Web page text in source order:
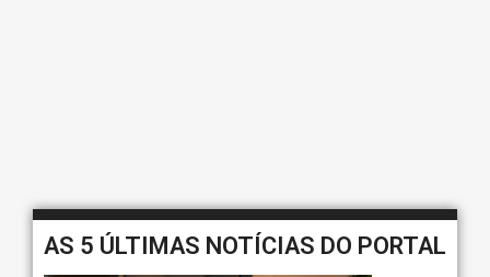
AS 5 ÚLTIMAS NOTÍCIAS DO PORTAL